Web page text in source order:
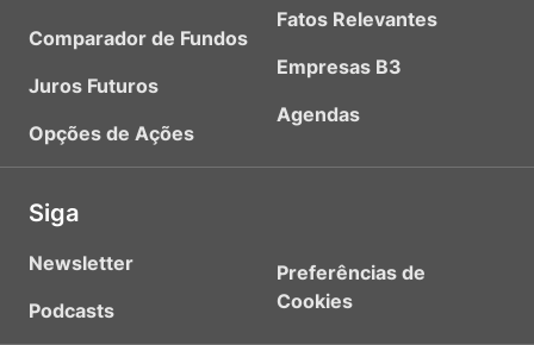
Comparador de Fundos
Juros Futuros
Opções de Ações
Fatos Relevantes
Empresas B3
Agendas
Siga
Newsletter
Podcasts
Preferências de
Cookies